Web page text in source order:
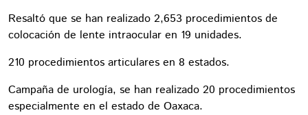
Resaltó que se han realizado 2,653 procedimientos de
colocación de lente intraocular en 19 unidades.
210 procedimientos articulares en 8 estados.
Campaña de urología, se han realizado 20 procedimientos
especialmente en el estado de Oaxaca.